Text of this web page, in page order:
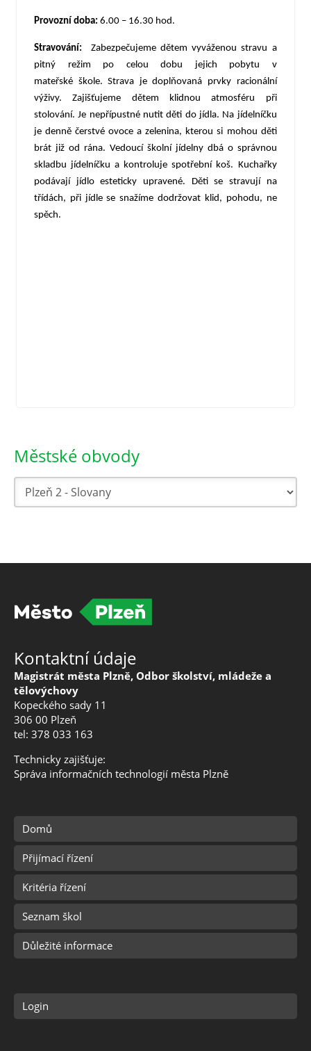
Městské obvody
Provozní doba: 6.00 – 16.30 hod.
Stravování:
Zabezpečujeme dětem vyváženou stravu a
pitný režim po celou dobu jejich pobytu v
mateřské škole. Strava je doplňovaná prvky racionální
výživy. Zajišťujeme dětem klidnou atmosféru při
stolování. Je nepřípustné nutit děti do jídla. Na jídelníčku
je denně čerstvé ovoce a zelenina, kterou si mohou děti
brát již od rána. Vedoucí školní jídelny dbá o správnou
skladbu jídelníčku a kontroluje spotřební koš. Kuchařky
podávají jídlo esteticky upravené. Děti se stravují na
třídách, při jídle se snažíme dodržovat klid, pohodu, ne
spěch.
Kontaktní údaje
Magistrát města Plzně, Odbor školství, mládeže a
tělovýchovy
Kopeckého sady 11
306 00 Plzeň
tel: 378 033 163
Technicky zajišťuje:
Správa informačních technologií města Plzně
Domů
Přijímací řízení
Kritéria řízení
Seznam škol
Důležité informace
Login